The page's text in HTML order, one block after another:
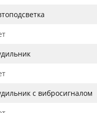
с вибросигналом